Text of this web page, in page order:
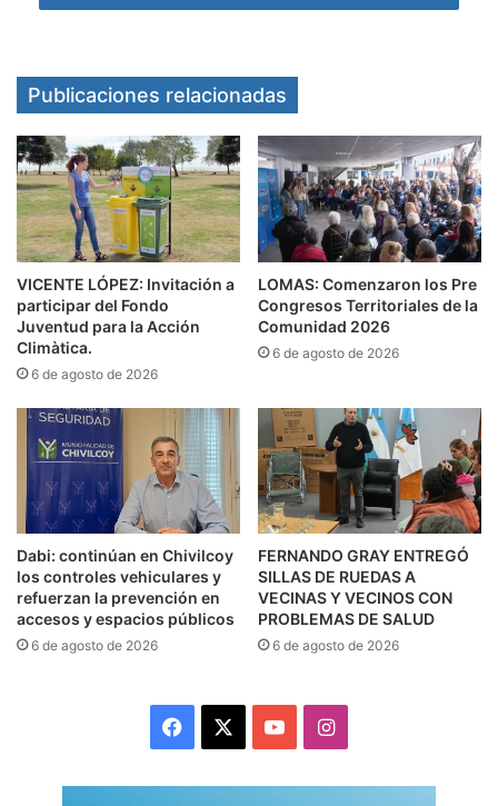
El proyecto, financiado íntegramente con
recursos municipales, contempla la extensión de
la red pluvial en la zona de la calle Melber y
arterias aledañas, a lo largo de distintas zonas de
Llavallol. Actualmente, el Municipio inició el tercer
y último frente del proyecto integral que
contempla la construcción de un nuevo ramal de
cañerías pluviales de 390 metros lineales en la
traza comprendida por las siguientes cuadras:
Wright, entre 1º de Marzo y Luján; Luján, entre
Wright y Viera; Viera, entre Luján y Melber; y
Melber, entre Viera y Gral. Frías.
Asimismo, esta nueva etapa de obras incluirá la
construcción de sumideros, cámaras de
inspección y cañerías de enlace. Además, se
llevará adelante la reconstrucción del pavimento
intervenida como así también se prevén tareas
de repavimentación en carpeta asfáltica a lo
Publicaciones relacionadas
VICENTE LÓPEZ: Invitación a
participar del Fondo
Juventud para la Acción
Climàtica.
6 de agosto de 2026
LOMAS: Comenzaron los Pre
Congresos Territoriales de la
Comunidad 2026
6 de agosto de 2026
Dabi: continúan en Chivilcoy
los controles vehiculares y
refuerzan la prevención en
accesos y espacios públicos
6 de agosto de 2026
FERNANDO GRAY ENTREGÓ
SILLAS DE RUEDAS A
VECINAS Y VECINOS CON
PROBLEMAS DE SALUD
6 de agosto de 2026
Facebook YouTubeInstagram